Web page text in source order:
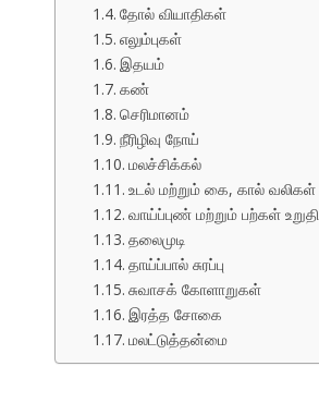
தோல் வியாதிகள்
எலும்புகள்
இதயம்
கண்
செரிமானம்
நீரிழிவு நோய்
மலச்சிக்கல்
உடல் மற்றும் கை, கால் வலிகள்
வாய்ப்புண் மற்றும் பற்கள் உறுதி
தலைமுடி
தாய்ப்பால் சுரப்பு
சுவாசக் கோளாறுகள்
இரத்த சோகை
மலட்டுத்தன்மை